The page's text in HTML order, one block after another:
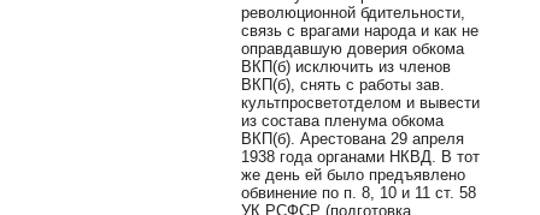
революционной бдительности,
связь с врагами народа и как не
оправдавшую доверия обкома
ВКП(б) исключить из членов
ВКП(б), снять с работы зав.
культпросветотделом и вывести
из состава пленума обкома
ВКП(б). Арестована 29 апреля
1938 года органами НКВД. В тот
же день ей было предъявлено
обвинение по п. 8, 10 и 11 ст. 58
УК РСФСР (подготовка